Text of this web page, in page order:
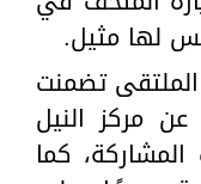
لها مثيل.
الملتقى تضمنت
مركز النيل
المشاركة، كما